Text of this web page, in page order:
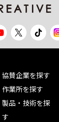
協賛企業を探す
作業所を探す
製品・技術を探
す